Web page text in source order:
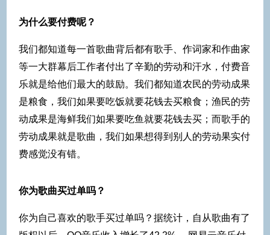
为什么要付费呢？
我们都知道每一首歌曲背后都有歌手、作词家和作曲家
等一大群幕后工作者付出了辛勤的劳动和汗水，付费音
乐就是给他们最大的鼓励。我们都知道农民的劳动成果
是粮食，我们如果要吃饭就要花钱去买粮食；渔民的劳
动成果是海鲜我们如果要吃鱼就要花钱去买；而歌手的
劳动成果就是歌曲，我们如果想得到别人的劳动果实付
费感觉没有错。
你为歌曲买过单吗？
你为自己喜欢的歌手买过单吗？据统计，自从歌曲有了